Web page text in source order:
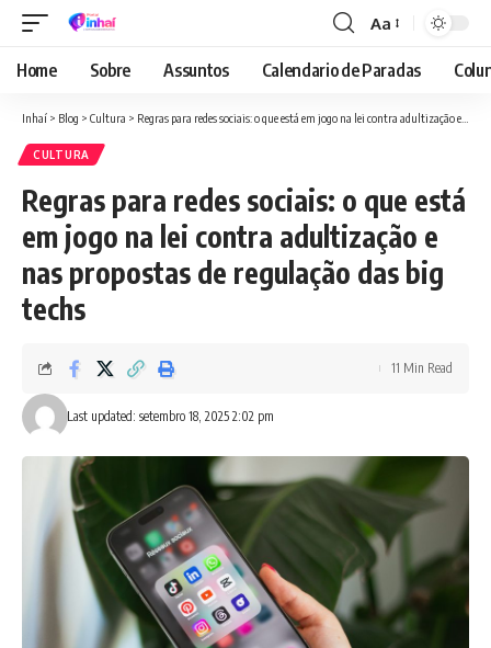
Font
Resizer
Aa
Home Sobre Assuntos Calendario de Paradas
Inhaí > Blog > Cultura > Regras para redes sociais: o que está em jogo na lei contra adultização e nas propostas de regulação das big techs
CULTURA
Regras para redes sociais: o que está
em jogo na lei contra adultização e
nas propostas de regulação das big
techs
Last updated: setembro 18, 2025 2:02 pm
11 Min Read